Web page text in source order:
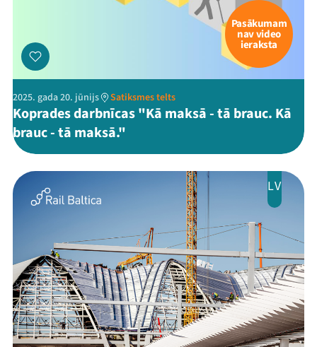
Pasākumam
nav video
ieraksta
2025. gada 20. jūnijs Satiksmes telts
Koprades darbnīcas "Kā maksā - tā brauc. Kā
brauc - tā maksā."
LV